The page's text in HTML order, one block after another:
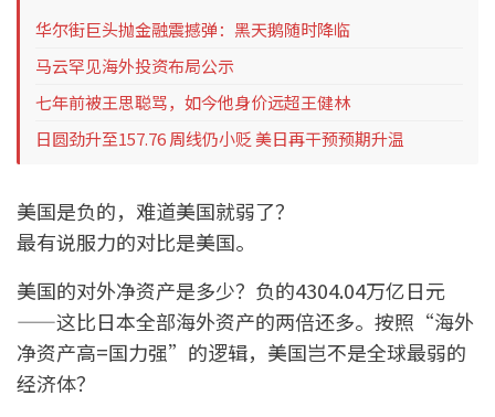
华尔街巨头抛金融震撼弹：黑天鹅随时降临
马云罕见海外投资布局公示
七年前被王思聪骂，如今他身价远超王健林
日圆劲升至157.76 周线仍小贬 美日再干预预期升温
美国是负的，难道美国就弱了？
最有说服力的对比是美国。
美国的对外净资产是多少？负的4304.04万亿日元
——这比日本全部海外资产的两倍还多。按照“海外
净资产高=国力强”的逻辑，美国岂不是全球最弱的
经济体？